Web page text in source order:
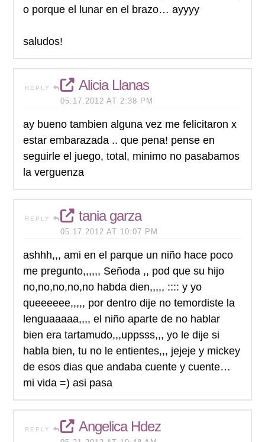
o porque el lunar en el brazo… ayyyy
saludos!
REPLY Alicia Llanas
05.17.2012 AT 2:38 PM
ay bueno tambien alguna vez me felicitaron x
estar embarazada .. que pena! pense en
seguirle el juego, total, minimo no pasabamos
la verguenza
REPLY tania garza
05.17.2012 AT 10:07 PM
ashhh,,, ami en el parque un niño hace poco
me pregunto,,,,,, Señoda ,, pod que su hijo
no,no,no,no,no habda dien,,,,, :::: y yo
queeeeee,,,,, por dentro dije no temordiste la
lenguaaaaa,,,, el niño aparte de no hablar
bien era tartamudo,,,uppsss,,, yo le dije si
habla bien, tu no le entientes,,, jejeje y mickey
de esos dias que andaba cuente y cuente…
mi vida =) asi pasa
REPLY Angelica Hdez